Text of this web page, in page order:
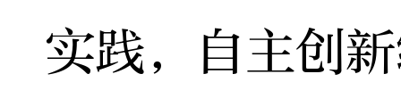
实践，自主创